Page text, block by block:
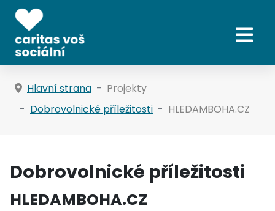
Hlavní strana
Projekty
Dobrovolnické příležitosti
HLEDAMBOHA.CZ
Dobrovolnické příležitosti
HLEDAMBOHA.CZ